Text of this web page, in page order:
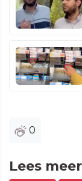
0
Lees